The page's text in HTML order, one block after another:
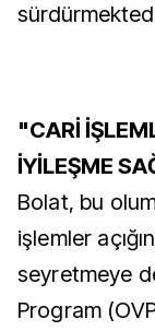
"CARİ
İYİLEŞME
Bolat, bu
işlemler
seyretmeye
Program